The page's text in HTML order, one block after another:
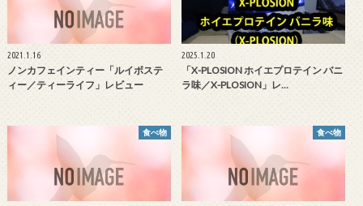
2021.1.16
ノンカフェインティー「ルイボステ
ィー／ティーライフ」レビュー
2025.1.20
「X-PLOSION ホイエプロテイン バニ
ラ味／X-PLOSION」レ…
食べ物 食べ物